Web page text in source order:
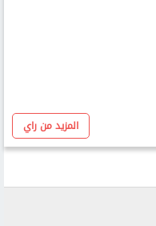
المزيد من راي